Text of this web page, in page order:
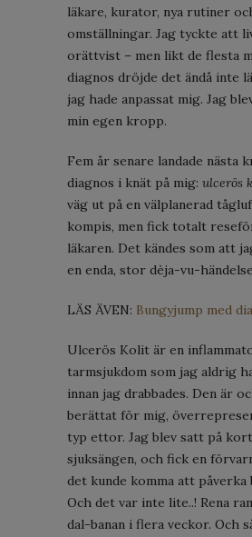
läkare, kurator, nya rutiner
omställningar. Jag tyckte att
orättvist – men likt de flesta
diagnos dröjde det ändå inte
jag hade anpassat mig. Jag
min egen kropp.
Fem år senare landade nästa
diagnos i knät på mig: ulcerös
väg ut på en välplanerad
kompis, men fick totalt
läkaren. Det kändes som att
en enda, stor dèja-vu-
LÄS ÄVEN: Bungyjump med
Ulcerös Kolit är en
tarmsjukdom som jag aldrig
innan jag drabbades. Den är
berättat för mig,
typ ettor. Jag blev satt på
sjuksängen, och fick en
det kunde komma att påverka
Och det var inte lite..! Rena
dal-banan i flera veckor. Och